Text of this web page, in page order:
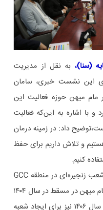
(سنا)، به نقل از مدیریت
این نشست خبری، سامان
میهن حوزه فعالیت این
با اشاره به این‌که فعالیت
داد: در زمینه درمان
و تلاش داریم برای حفظ
کنیم.
او از اهداف این مجموعه را ایجاد شعب زنجیره‌ای در منطقه GCC
عنوان کرد و افزود: اولین مرکز مهر مام میهن در مسقط در سال ۱۴۰۴
افتتاح خواهد شد و برنامه داریم در سال ۱۴۰۶ نیز برای ایجاد شعبه